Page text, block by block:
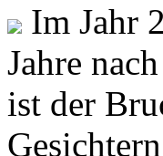
Im Jahr
Jahre
ist der